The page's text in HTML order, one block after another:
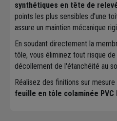
synthétiques en tête de
points les plus sensibles d'une
assure un maintien mécanique
En soudant directement la
tôle, vous éliminez tout risque
décollement de l'étanchéité au
Réalisez des finitions sur
feuille en tôle colaminée PVC